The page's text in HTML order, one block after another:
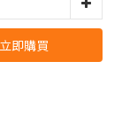
立即購買